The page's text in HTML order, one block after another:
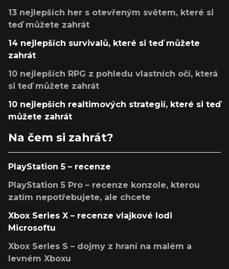
13 nejlepších her s otevřeným světem, které si
teď můžete zahrát
14 nejlepších survivalů, které si teď můžete
zahrát
10 nejlepších RPG z pohledu vlastních očí, která
si teď můžete zahrát
10 nejlepších realtimových strategií, které si teď
můžete zahrát
Na čem si zahrát?
PlayStation 5 – recenze
PlayStation 5 Pro – recenze konzole, kterou
zatím nepotřebujete, ale chcete
Xbox Series X – recenze vlajkové lodi
Microsoftu
Xbox Series S – dojmy z hraní na malém a
levném Xboxu